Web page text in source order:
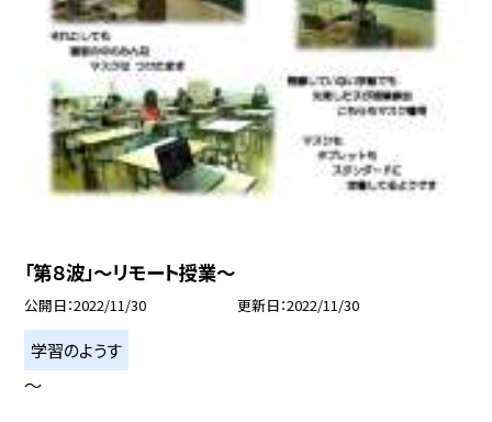
「第８波」〜リモート授業〜
公開日 2022/11/30 更新日 2022/11/30
学習のようす
〜